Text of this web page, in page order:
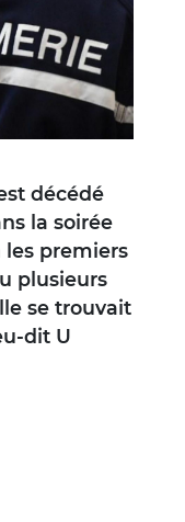
décédé
la soirée
les premiers
plusieurs
se trouvait
dit U